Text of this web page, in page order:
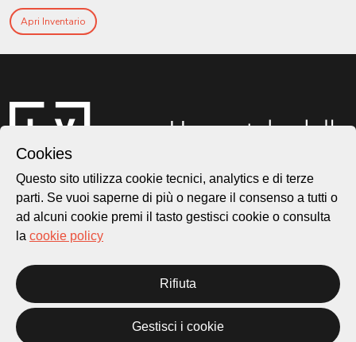
Apri Inventario
Città di Lugano
6976 Castagnola
Cookies
Questo sito utilizza cookie tecnici, analytics e di terze
parti. Se vuoi saperne di più o negare il consenso a tutti o
ad alcuni cookie premi il tasto gestisci cookie o consulta
la cookie policy
Rifiuta
Gestisci i cookie